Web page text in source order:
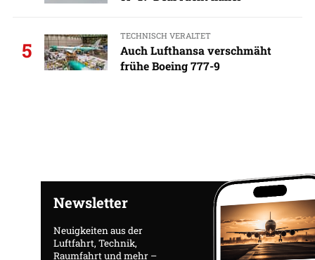
5
TECHNISCH VERALTET
Auch Lufthansa verschmäht
frühe Boeing 777-9
Newsletter
Neuigkeiten aus der
Luftfahrt, Technik,
Raumfahrt und mehr –